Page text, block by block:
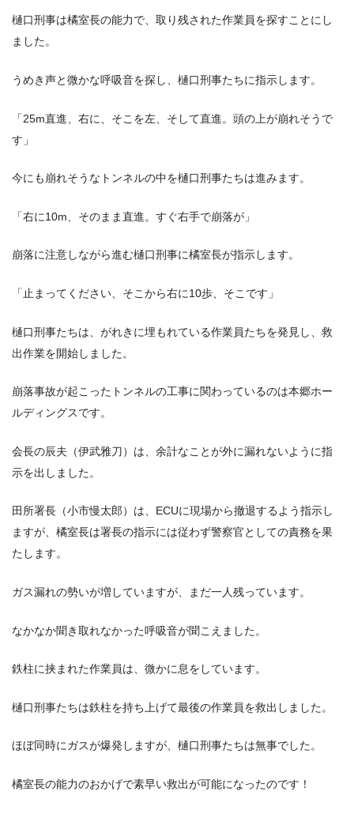
樋口刑事は橘室長の能力で、取り残された作業員を探すことにし
ました。
うめき声と微かな呼吸音を探し、樋口刑事たちに指示します。
「25m直進、右に、そこを左、そして直進。頭の上が崩れそうで
す」
今にも崩れそうなトンネルの中を樋口刑事たちは進みます。
「右に10m、そのまま直進。すぐ右手で崩落が」
崩落に注意しながら進む樋口刑事に橘室長が指示します。
「止まってください、そこから右に10歩、そこです」
樋口刑事たちは、がれきに埋もれている作業員たちを発見し、救
出作業を開始しました。
崩落事故が起こったトンネルの工事に関わっているのは本郷ホー
ルディングスです。
会長の辰夫（伊武雅刀）は、余計なことが外に漏れないように指
示を出しました。
田所署長（小市慢太郎）は、ECUに現場から撤退するよう指示し
ますが、橘室長は署長の指示には従わず警察官としての責務を果
たします。
ガス漏れの勢いが増していますが、まだ一人残っています。
なかなか聞き取れなかった呼吸音が聞こえました。
鉄柱に挟まれた作業員は、微かに息をしています。
樋口刑事たちは鉄柱を持ち上げて最後の作業員を救出しました。
ほぼ同時にガスが爆発しますが、樋口刑事たちは無事でした。
橘室長の能力のおかげで素早い救出が可能になったのです！